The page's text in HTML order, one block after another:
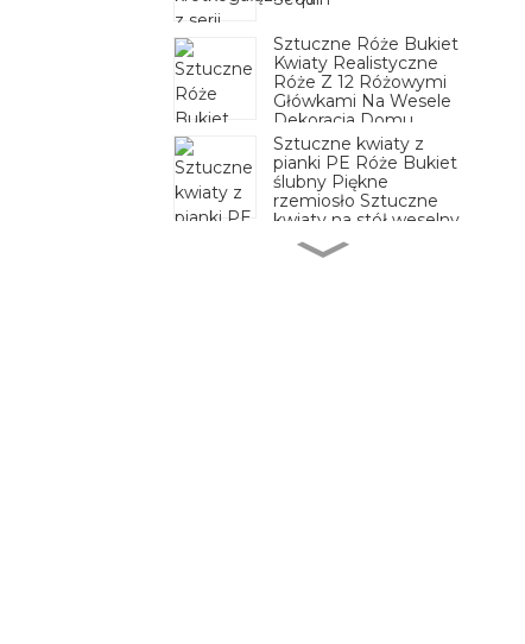
Sztuczne Róże Bukiet
Kwiaty Realistyczne
Róże Z 12 Różowymi
Główkami Na Wesele
Dekoracja Domu
Biurowego
Sztuczne kwiaty z
pianki PE Róże Bukiet
ślubny Piękne
rzemiosło Sztuczne
kwiaty na stół weselny
Dekoracja domu
Sztuczny Kwiat
Hortensji Dom Wesele